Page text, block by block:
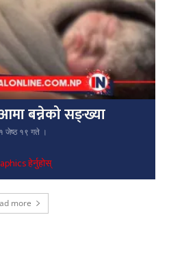
बन्नेको सङ्ख्या
जेष्ठ १९ गते ।
हेर्नुहोस्
more